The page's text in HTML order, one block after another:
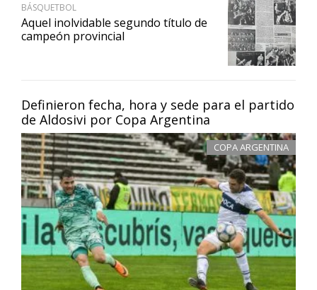
Definieron fecha, hora y sede para el partido
de Aldosivi por Copa Argentina
COPA ARGENTINA
BÁSQUETBOL
Aquel inolvidable segundo título de
campeón provincial